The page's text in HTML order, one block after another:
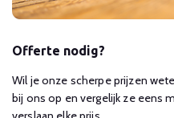
Offerte nodig?
Wil je onze scherpe prijzen
bij ons op en vergelijk ze eens